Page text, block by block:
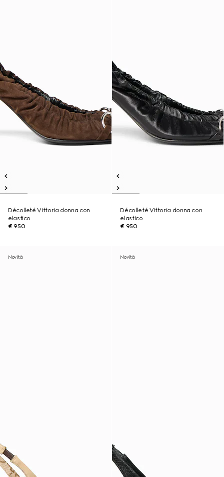
Décolleté Vittoria donna con
elastico
€ 950
Décolleté Vittoria donna con
elastico
€ 950
Novità Novità